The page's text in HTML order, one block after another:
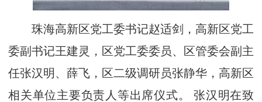
珠海高新区党工委书记赵适剑，高新区党工
委副书记王建灵，区党工委委员、区管委会副主
任张汉明、薛飞，区二级调研员张静华，高新区
相关单位主要负责人等出席仪式。 张汉明在致